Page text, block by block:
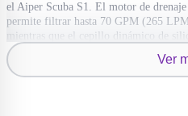
el Aiper Scuba S1. El motor de
permite filtrar hasta 70 GPM (265
mientras que el cepillo dinámico de
suciedad y los residuos. - Bandas de
para una limpieza de esquina a
E1 Aiper Scuba S1 está a la altura del
Ver